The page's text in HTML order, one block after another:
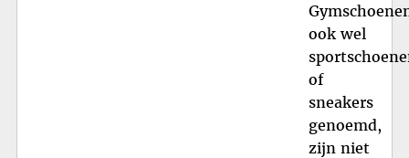
ook wel
of
sneakers
genoemd,
zijn niet